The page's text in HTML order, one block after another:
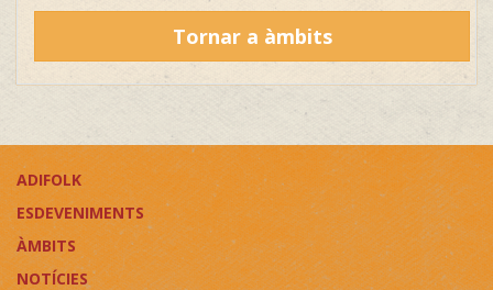
Tornar a àmbits
ADIFOLK
ESDEVENIMENTS
ÀMBITS
NOTÍCIES